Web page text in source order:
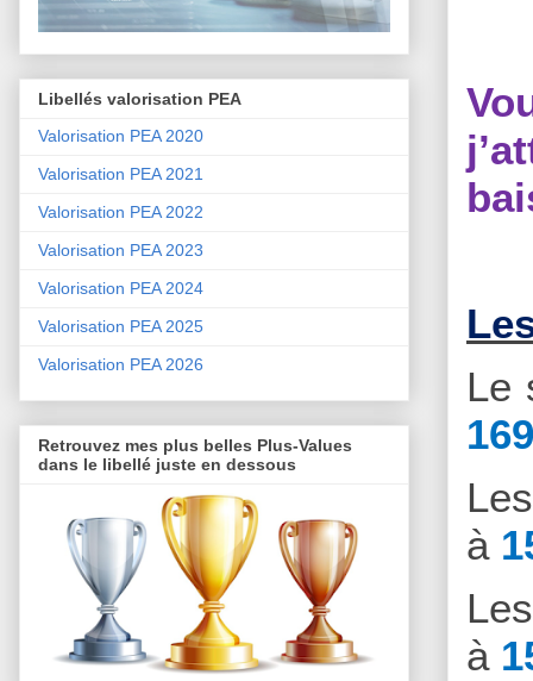
Le
à
à
Libellés valorisation PEA
Valorisation PEA 2020
Valorisation PEA 2021
Valorisation PEA 2022
Valorisation PEA 2023
Valorisation PEA 2024
Valorisation PEA 2025
Valorisation PEA 2026
Retrouvez mes plus belles Plus-Values
dans le libellé juste en dessous